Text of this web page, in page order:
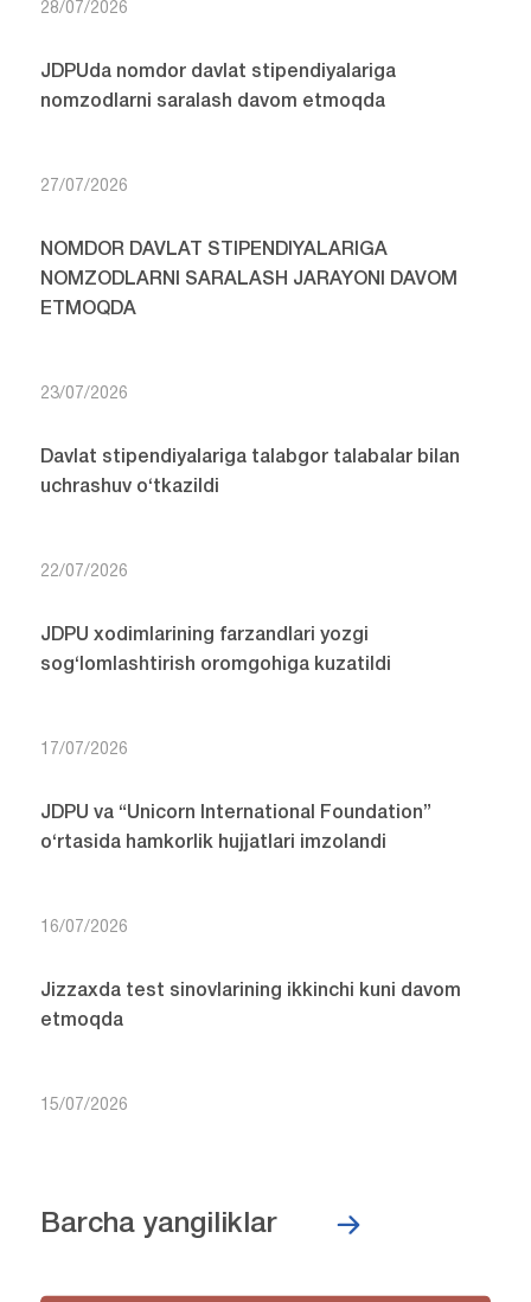
28/07/2026
JDPUda nomdor davlat stipendiyalariga
nomzodlarni saralash davom etmoqda
27/07/2026
NOMDOR DAVLAT STIPENDIYALARIGA
NOMZODLARNI SARALASH JARAYONI DAVOM
ETMOQDA
23/07/2026
Davlat stipendiyalariga talabgor talabalar bilan
uchrashuv o‘tkazildi
22/07/2026
JDPU xodimlarining farzandlari yozgi
sog‘lomlashtirish oromgohiga kuzatildi
17/07/2026
JDPU va “Unicorn International Foundation”
o‘rtasida hamkorlik hujjatlari imzolandi
16/07/2026
Jizzaxda test sinovlarining ikkinchi kuni davom
etmoqda
15/07/2026
Barcha yangiliklar